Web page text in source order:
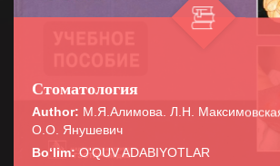
Стоматология
Author: М.Я.Алимова. Л.Н.
О.О. Янушевич
Bo‘lim: O'QUV ADABIYOTLAR